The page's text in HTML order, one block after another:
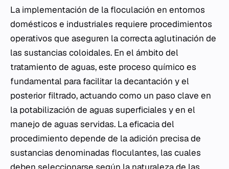
La implementación de la floculación en entornos
domésticos e industriales requiere procedimientos
operativos que aseguren la correcta aglutinación de
las sustancias coloidales. En el ámbito del
tratamiento de aguas, este proceso químico es
fundamental para facilitar la decantación y el
posterior filtrado, actuando como un paso clave en
la potabilización de aguas superficiales y en el
manejo de aguas servidas. La eficacia del
procedimiento depende de la adición precisa de
sustancias denominadas floculantes, las cuales